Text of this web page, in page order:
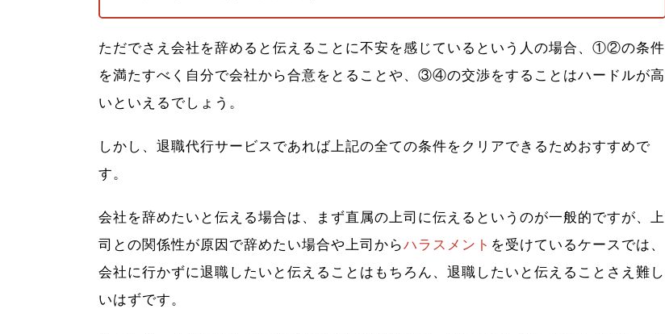
ただでさえ会社を辞めると伝えることに不安を感じているという人の場合、①②の条件
を満たすべく自分で会社から合意をとることや、③④の交渉をすることはハードルが高
いといえるでしょう。
しかし、退職代行サービスであれば上記の全ての条件をクリアできるためおすすめで
す。
会社を辞めたいと伝える場合は、まず直属の上司に伝えるというのが一般的ですが、上
司との関係性が原因で辞めたい場合や上司からハラスメント を受けているケースでは、
会社に行かずに退職したいと伝えることはもちろん、退職したいと伝えることさえ難し
いはずです。